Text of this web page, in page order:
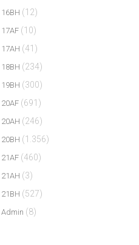
16BH (12)
17AF (10)
17AH (41)
18BH (234)
19BH (300)
20AF (691)
20AH (246)
20BH (1.356)
21AF (460)
21AH (3)
21BH (527)
Admin (8)